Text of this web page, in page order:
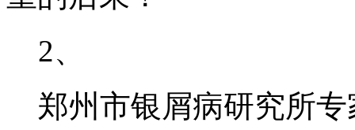
2、
郑州市银屑病研究所专